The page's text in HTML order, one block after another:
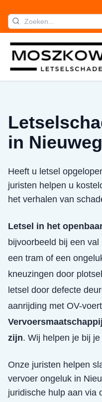
in
Heeft u letsel
juristen helpen u
het verhalen van
Letsel in het
bijvoorbeeld bij een
een tram of een
kneuzingen door
letsel door defecte
aanrijding met OV-
zijn. Wij helpen je bij je
Onze juristen helpen
vervoer ongeluk in
juridische hulp aan via